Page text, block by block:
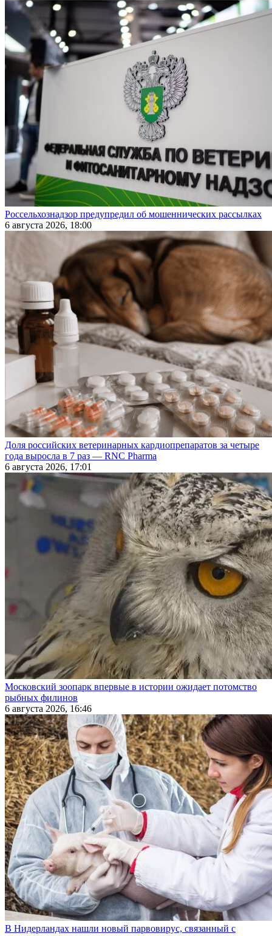
Россельхознадзор предупредил об мошеннических рассылках
6 августа 2026, 18:00
Доля российских ветеринарных кардиопрепаратов за четыре
года выросла в 7 раз — RNC Pharma
6 августа 2026, 17:01
Московский зоопарк впервые в истории ожидает потомство
рыбных филинов
6 августа 2026, 16:46
В Нидерландах нашли новый парвовирус, связанный с